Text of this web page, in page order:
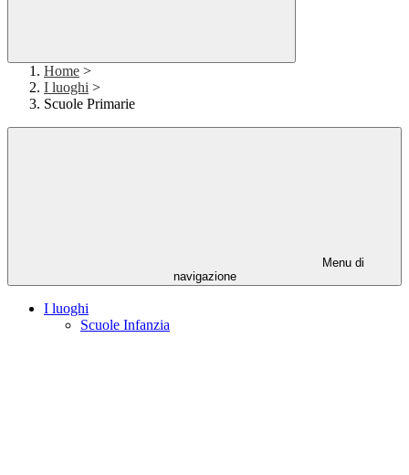
Home >
I luoghi >
Scuole Primarie
Menu di
navigazione
I luoghi
Scuole Infanzia